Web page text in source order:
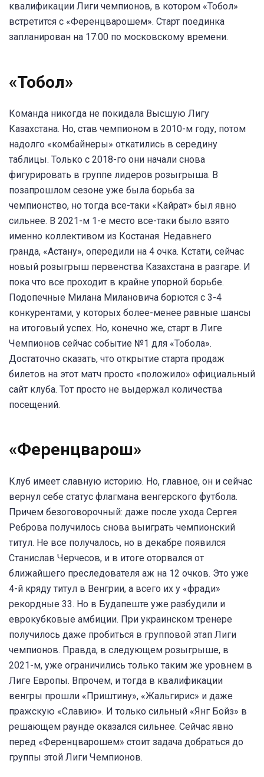
квалификации Лиги чемпионов, в котором «Тобол»
встретится с «Ференцварошем». Старт поединка
запланирован на 17:00 по московскому времени.
«Тобол»
Команда никогда не покидала Высшую Лигу
Казахстана. Но, став чемпионом в 2010-м году, потом
надолго «комбайнеры» откатились в середину
таблицы. Только с 2018-го они начали снова
фигурировать в группе лидеров розыгрыша. В
позапрошлом сезоне уже была борьба за
чемпионство, но тогда все-таки «Кайрат» был явно
сильнее. В 2021-м 1-е место все-таки было взято
именно коллективом из Костаная. Недавнего
гранда, «Астану», опередили на 4 очка. Кстати, сейчас
новый розыгрыш первенства Казахстана в разгаре. И
пока что все проходит в крайне упорной борьбе.
Подопечные Милана Милановича борются с 3-4
конкурентами, у которых более-менее равные шансы
на итоговый успех. Но, конечно же, старт в Лиге
Чемпионов сейчас событие №1 для «Тобола».
Достаточно сказать, что открытие старта продаж
билетов на этот матч просто «положило» официальный
сайт клуба. Тот просто не выдержал количества
посещений.
«Ференцварош»
Клуб имеет славную историю. Но, главное, он и сейчас
вернул себе статус флагмана венгерского футбола.
Причем безоговорочный: даже после ухода Сергея
Реброва получилось снова выиграть чемпионский
титул. Не все получалось, но в декабре появился
Станислав Черчесов, и в итоге оторвался от
ближайшего преследователя аж на 12 очков. Это уже
4-й кряду титул в Венгрии, а всего их у «фради»
рекордные 33. Но в Будапеште уже разбудили и
еврокубковые амбиции. При украинском тренере
получилось даже пробиться в групповой этап Лиги
чемпионов. Правда, в следующем розыгрыше, в
2021-м, уже ограничились только таким же уровнем в
Лиге Европы. Впрочем, и тогда в квалификации
венгры прошли «Приштину», «Жальгирис» и даже
пражскую «Славию». И только сильный «Янг Бойз» в
решающем раунде оказался сильнее. Сейчас явно
перед «Ференцварошем» стоит задача добраться до
группы этой Лиги Чемпионов.